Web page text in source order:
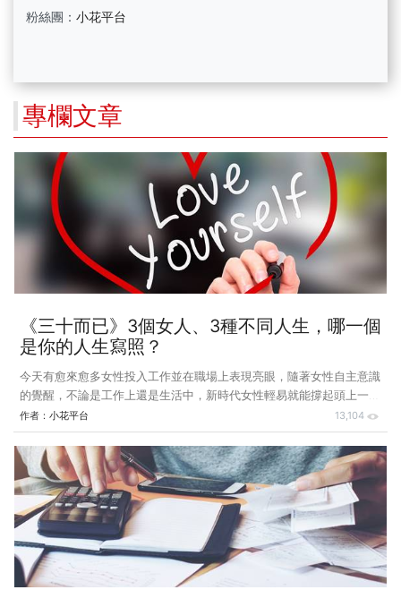
粉絲團： 小花平台
專欄文章
《三十而已》3個女人、3種不同人生，哪一個
是你的人生寫照？
今天有愈來愈多女性投入工作並在職場上表現亮眼，隨著女性自主意識
的覺醒，不論是工作上還是生活中，新時代女性輕易就能撐起頭上一片
天，打破了傳統對女性的刻板印象。前陣子在網路平台獲得極高討論度
的陸劇《三十而已》，寫實地描繪出3個不同個性女主角在日常生活中
所歷經的挫折與困惑，其中有「全職媽媽」不甘於現狀的夢想逆襲、
「白領上班族」肩負為夢想拚搏的壓力及「便利貼女孩」安於現狀的生
活狀態；她們的30歲，哪一個會是妳的人生寫照？ 本周小花平台從該
劇中細膩刻劃的人物角色切入，帶領讀者一探時下強勢女力風潮起的趨
勢：身為新時代女性的妳，記得一定要多愛自己一點，不論已婚、未
婚、生子、未生子，預先
作者： 小花平台 13,104